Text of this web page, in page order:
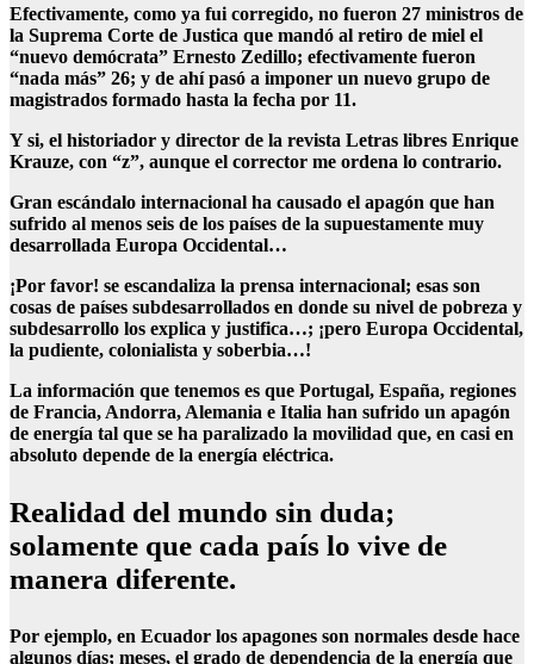
Efectivamente, como ya fui corregido, no fueron 27 ministros de
la Suprema Corte de Justica que mandó al retiro de miel el
“nuevo demócrata” Ernesto Zedillo; efectivamente fueron
“nada más” 26; y de ahí pasó a imponer un nuevo grupo de
magistrados formado hasta la fecha por 11.
Y si, el historiador y director de la revista Letras libres Enrique
Krauze, con “z”, aunque el corrector me ordena lo contrario.
Gran escándalo internacional ha causado el apagón que han
sufrido al menos seis de los países de la supuestamente muy
desarrollada Europa Occidental…
¡Por favor! se escandaliza la prensa internacional; esas son
cosas de países subdesarrollados en donde su nivel de pobreza y
subdesarrollo los explica y justifica…; ¡pero Europa Occidental,
la pudiente, colonialista y soberbia…!
La información que tenemos es que Portugal, España, regiones
de Francia, Andorra, Alemania e Italia han sufrido un apagón
de energía tal que se ha paralizado la movilidad que, en casi en
absoluto depende de la energía eléctrica.
Realidad del mundo sin duda;
solamente que cada país lo vive de
manera diferente.
Por ejemplo, en Ecuador los apagones son normales desde hace
algunos días; meses, el grado de dependencia de la energía que